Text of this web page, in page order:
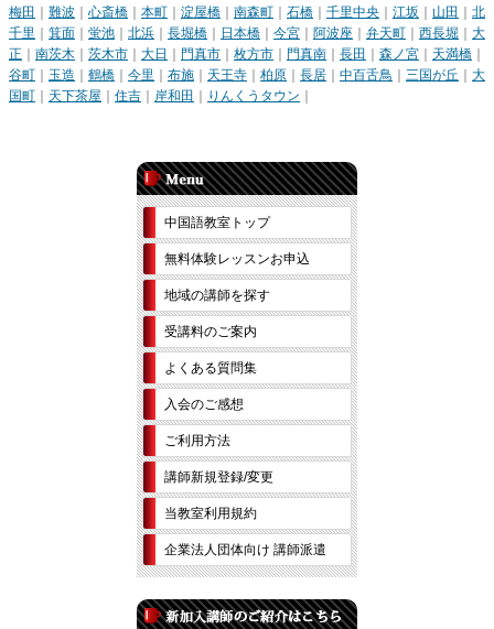
梅田
難波 心斎橋 本町 淀屋橋 南森町 石橋 千里中央 江坂 山田
北
千里
箕面 蛍池 北浜 長堀橋 日本橋 今宮 阿波座 弁天町 西長堀
大
正
南茨木 茨木市 大日 門真市 枚方市 門真南 長田 森ノ宮 天満橋
谷町
玉造 鶴橋 今里 布施 天王寺 柏原 長居 中百舌鳥 三国が丘
大
国町
天下茶屋 住吉 岸和田 りんくうタウン
中国語教室トップ
無料体験レッスンお申込
地域の講師を探す
受講料のご案内
よくある質問集
入会のご感想
ご利用方法
講師新規登録/変更
当教室利用規約
企業法人団体向け 講師派遣